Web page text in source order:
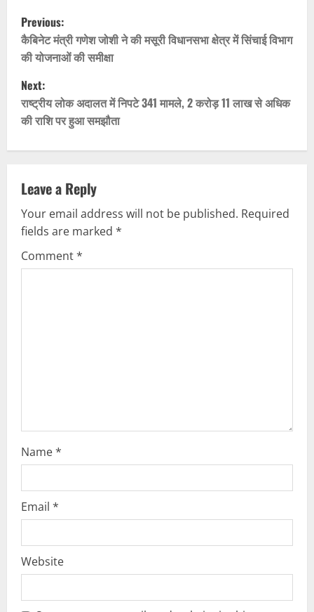
P
o
s
t
n
v
i
g
Previous:
कैबिनेट मंत्री गणेश जोशी ने की मसूरी विधानसभा क्षेत्र में सिंचाई विभाग
की योजनाओं की समीक्षा
Next:
राष्ट्रीय लोक अदालत में निपटे 341 मामले, 2 करोड़ 11 लाख से अधिक
की राशि पर हुआ समझौता
Leave a Reply
Your email address will not be published. Required
fields are marked *
Comment*
Name*
Email *
Website